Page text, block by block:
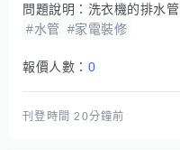
問題說明： 洗衣機的排水管
#水管 #家電裝修
報價人數： 0
刊登時間20分鐘前